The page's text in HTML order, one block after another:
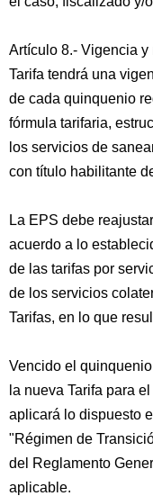
Artículo 8.- Vigencia y
Tarifa tendrá una
de cada quinquenio
fórmula tarifaria,
los servicios de
con título habilitante
La EPS debe
acuerdo a lo
de las tarifas por
de los servicios
Tarifas, en lo que
Vencido el
la nueva Tarifa para
aplicará lo dispuesto
"Régimen de
del Reglamento
aplicable.